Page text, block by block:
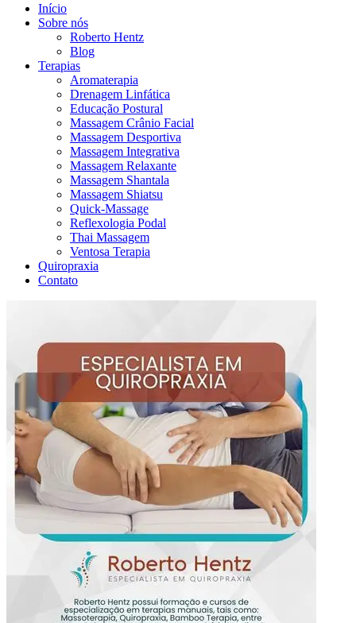
Início
Sobre nós
Roberto Hentz
Blog
Terapias
Aromaterapia
Drenagem Linfática
Educação Postural
Massagem Crânio Facial
Massagem Desportiva
Massagem Integrativa
Massagem Relaxante
Massagem Shantala
Massagem Shiatsu
Quick-Massage
Reflexologia Podal
Thai Massagem
Ventosa Terapia
Quiropraxia
Contato